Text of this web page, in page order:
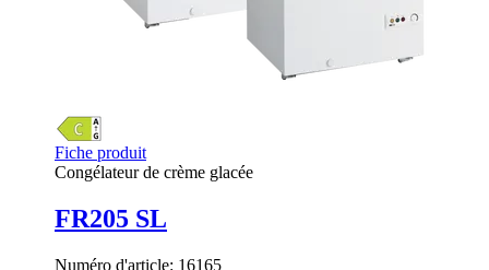
Fiche produit
Congélateur de crème glacée
FR205 SL
Numéro d'article: 16165